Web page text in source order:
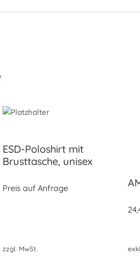
ESD-Poloshirt mit
Brusttasche, unisex
Preis auf Anfrage
zzgl. MwSt.